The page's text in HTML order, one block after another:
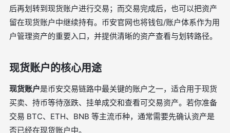
后再划转到现货账户进行交易；而交易完成后，也可以把资产
留在现货账户中继续持有。币安官网也将钱包/账户体系作为用
户管理资产的重要入口，并提供清晰的资产查看与划转路径。
现货账户的核心用途
现货账户是币安交易链路中最关键的账户之一，适合用于现货
买卖、持币等待涨跌、挂单成交和查看可交易资产。若你准备
交易 BTC、ETH、BNB 等主流币种，通常需要先确认资产是
否已经在现货账户中。